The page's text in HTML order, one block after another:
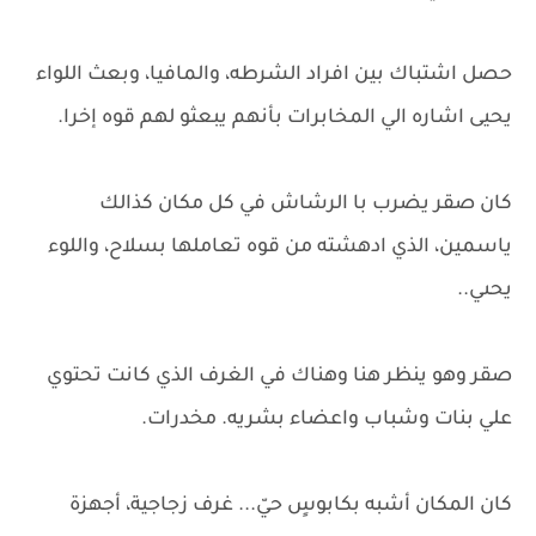
حصل اشتباك بين افراد الشرطه، والمافيا، وبعث اللواء
يحيى اشاره الي المخابرات بأنهم يبعثو لهم قوه إخرا.
كان صقر يضرب با الرشاش في كل مكان كذالك
ياسمين، الذي ادهشته من قوه تعاملها بسلاح، واللوء
يحىي..
صقر وهو ينظر هنا وهناك في الغرف الذي كانت تحتوي
علي بنات وشباب واعضاء بشريه. مخدرات.
كان المكان أشبه بكابوسٍ حيّ... غرف زجاجية، أجهزة